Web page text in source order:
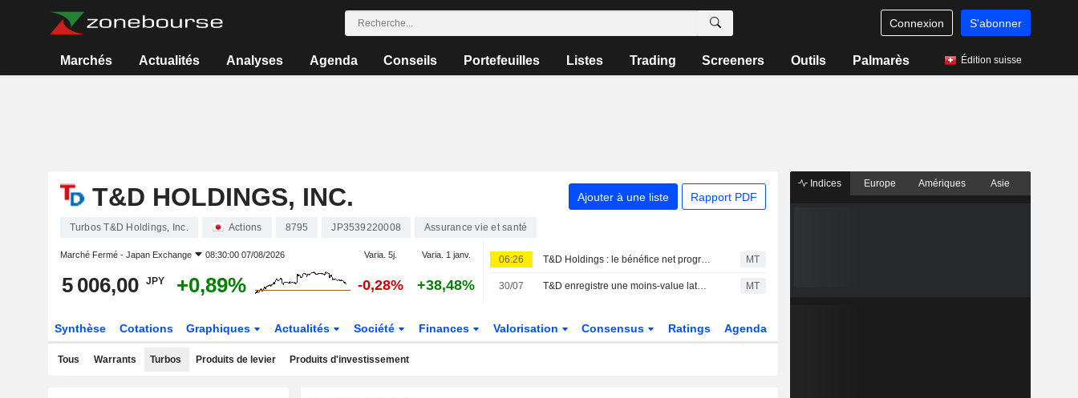
Connexion S'abonner
Marchés Actualités Analyses Agenda Conseils Portefeuilles Listes Trading Screeners Outils Palmarès Édition suisse
T&D HOLDINGS, INC. Ajouter à une liste Rapport PDF
Turbos T&D Holdings, Inc. Actions 8795 JP3539220008 Assurance vie et santé
Marché Fermé - Japan Exchange 08:30:00 07/08/2026 Varia. 5j. Varia. 1 janv.
5 006,00 JPY +0,89% -0,28% +38,48%
06:26 T&D Holdings : le bénéfice net progresse de 13 % au premier trimestre fiscal MT
30/07 T&D enregistre une moins-value latente de 1 881 milliards de yens sur son portefeuille obligataire MT
Synthèse Cotations Graphiques Actualités Société Finances Valorisation Consensus Ratings Agenda
Tous Warrants Turbos Produits de levier Produits d'investissement
Indices Europe Amériques Asie